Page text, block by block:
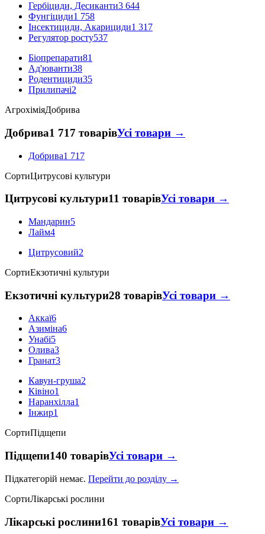
Гербіциди, Десиканти3 644
Фунгіциди1 758
Інсектициди, Акарициди1 317
Регулятор росту537
Біопрепарати81
Ад'юванти38
Родентициди35
Прилипачі2
АгрохіміяДобрива
Добрива1 717 товарівУсі товари →
Добрива1 717
СортиЦитрусові культури
Цитрусові культури11 товарівУсі товари →
Мандарин5
Лайм4
Цитрусовий2
СортиЕкзотичні культури
Екзотичні культури28 товарівУсі товари →
Аккаї6
Азиміна6
Унабі5
Олива3
Гранат3
Кавун-груша2
Ківіно1
Наранхілла1
Інжир1
СортиПідщепи
Підщепи140 товарівУсі товари →
Підкатегорій немає. Перейти до розділу →
СортиЛікарські рослини
Лікарські рослини161 товарівУсі товари →